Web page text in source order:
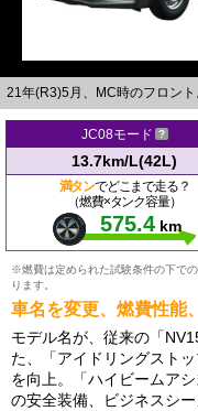
21年(R3)5月、MC時のフロン
JC08モード
13.7km/L(42L)
満タンでどこまで走る？
（燃費×タンク容量）
575.4 km
※燃費は定められた試験条件の下で
ります。
車名を変更、燃費性能
モデル名が、従来の「
た、「アイドリングスト
を向上。「ハイビームア
の安全装備、ビジネスシ